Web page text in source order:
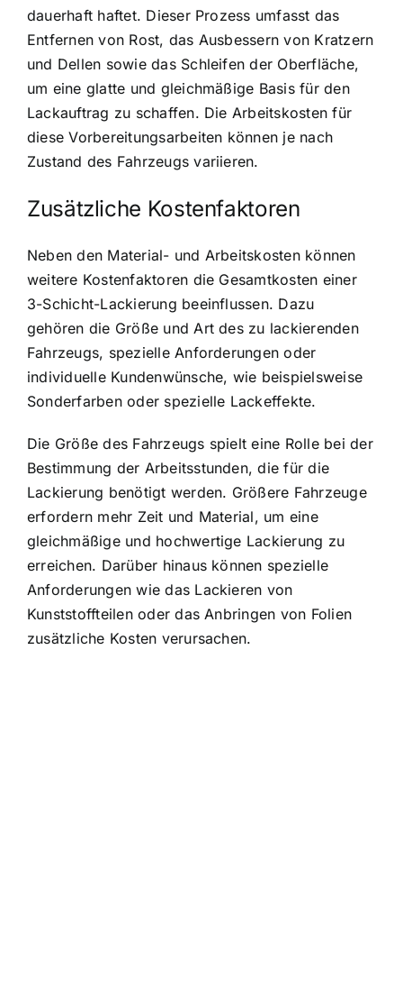
dauerhaft haftet. Dieser Prozess umfasst das
Entfernen von Rost, das Ausbessern von Kratzern
und Dellen sowie das Schleifen der Oberfläche,
um eine glatte und gleichmäßige Basis für den
Lackauftrag zu schaffen. Die Arbeitskosten für
diese Vorbereitungsarbeiten können je nach
Zustand des Fahrzeugs variieren.
Zusätzliche Kostenfaktoren
Neben den Material- und Arbeitskosten können
weitere Kostenfaktoren die Gesamtkosten einer
3-Schicht-Lackierung beeinflussen. Dazu
gehören die Größe und Art des zu lackierenden
Fahrzeugs, spezielle Anforderungen oder
individuelle Kundenwünsche, wie beispielsweise
Sonderfarben oder spezielle Lackeffekte.
Die Größe des Fahrzeugs spielt eine Rolle bei der
Bestimmung der Arbeitsstunden, die für die
Lackierung benötigt werden. Größere Fahrzeuge
erfordern mehr Zeit und Material, um eine
gleichmäßige und hochwertige Lackierung zu
erreichen. Darüber hinaus können spezielle
Anforderungen wie das Lackieren von
Kunststoffteilen oder das Anbringen von Folien
zusätzliche Kosten verursachen.